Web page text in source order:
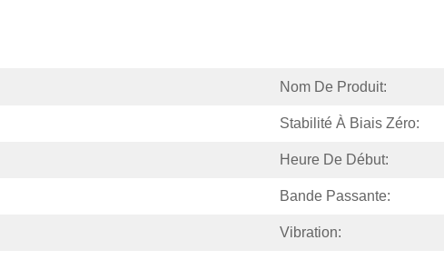
Nom De Produit:
Stabilité À Biais Zéro:
Heure De Début:
Bande Passante:
Vibration: